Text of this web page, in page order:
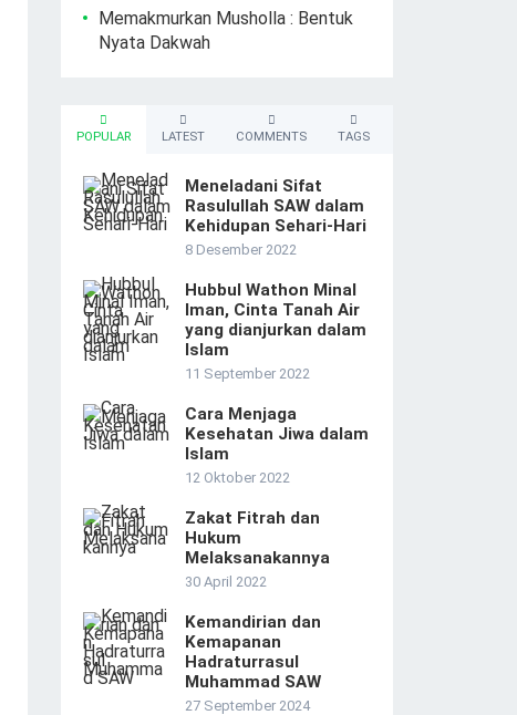
Memakmurkan Musholla : Bentuk
Nyata Dakwah
POPULAR LATEST COMMENTS TAGS
Meneladani Sifat
Rasulullah SAW dalam
Kehidupan Sehari-Hari
8 Desember 2022
Hubbul Wathon Minal
Iman, Cinta Tanah Air
yang dianjurkan dalam
Islam
11 September 2022
Cara Menjaga
Kesehatan Jiwa dalam
Islam
12 Oktober 2022
Zakat Fitrah dan
Hukum
Melaksanakannya
30 April 2022
Kemandirian dan
Kemapanan
Hadraturrasul
Muhammad SAW
27 September 2024